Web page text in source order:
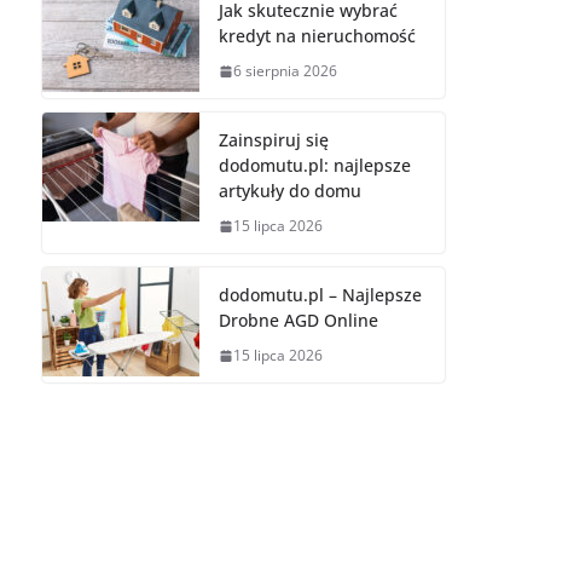
Jak skutecznie wybrać
kredyt na nieruchomość
6 sierpnia 2026
Zainspiruj się
dodomutu.pl: najlepsze
artykuły do domu
15 lipca 2026
dodomutu.pl – Najlepsze
Drobne AGD Online
15 lipca 2026